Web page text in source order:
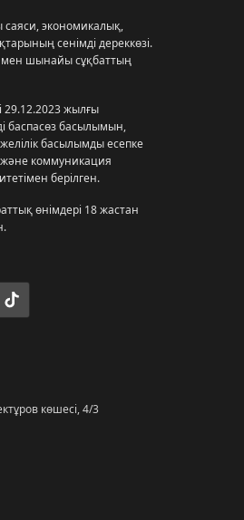
саяси, экономикалық,
сенімді дереккөзі.
мен шынайы сұқбаттың
29.12.2023 жылғы
баспасөз басылымын,
басылымды есепке
және коммуникация
берілген.
өнімдері 18 жастан
көшесі, 4/3